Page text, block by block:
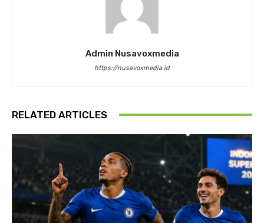
Admin Nusavoxmedia
https://nusavoxmedia.id
RELATED ARTICLES